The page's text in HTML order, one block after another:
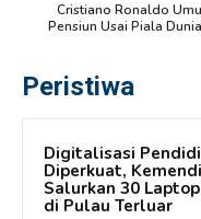
Cristiano Ronaldo
Pensiun Usai Piala
Peristiwa
Digitalisasi
Diperkuat,
Salurkan 30
di Pulau Terluar